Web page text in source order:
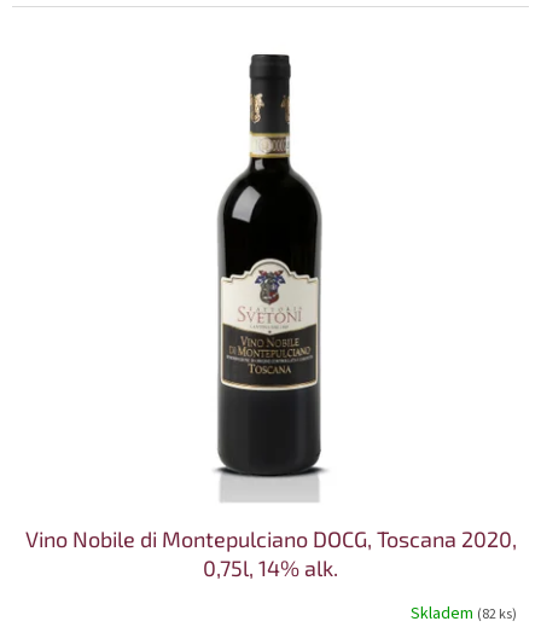
Vino Nobile di Montepulciano DOCG, Toscana 2020,
0,75l, 14% alk.
Skladem (82 ks)